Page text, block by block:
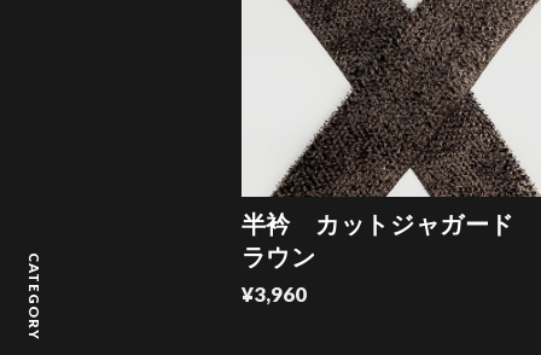
CATEGORY
半衿 カットジャガード
ラウン
¥3,960